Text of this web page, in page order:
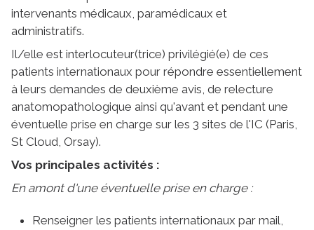
intervenants médicaux, paramédicaux et
administratifs.
Il/elle est interlocuteur(trice) privilégié(e) de ces
patients internationaux pour répondre essentiellement
à leurs demandes de deuxième avis, de relecture
anatomopathologique ainsi qu'avant et pendant une
éventuelle prise en charge sur les 3 sites de l'IC (Paris,
St Cloud, Orsay).
Vos principales activités :
En amont d'une éventuelle prise en charge :
Renseigner les patients internationaux par mail,